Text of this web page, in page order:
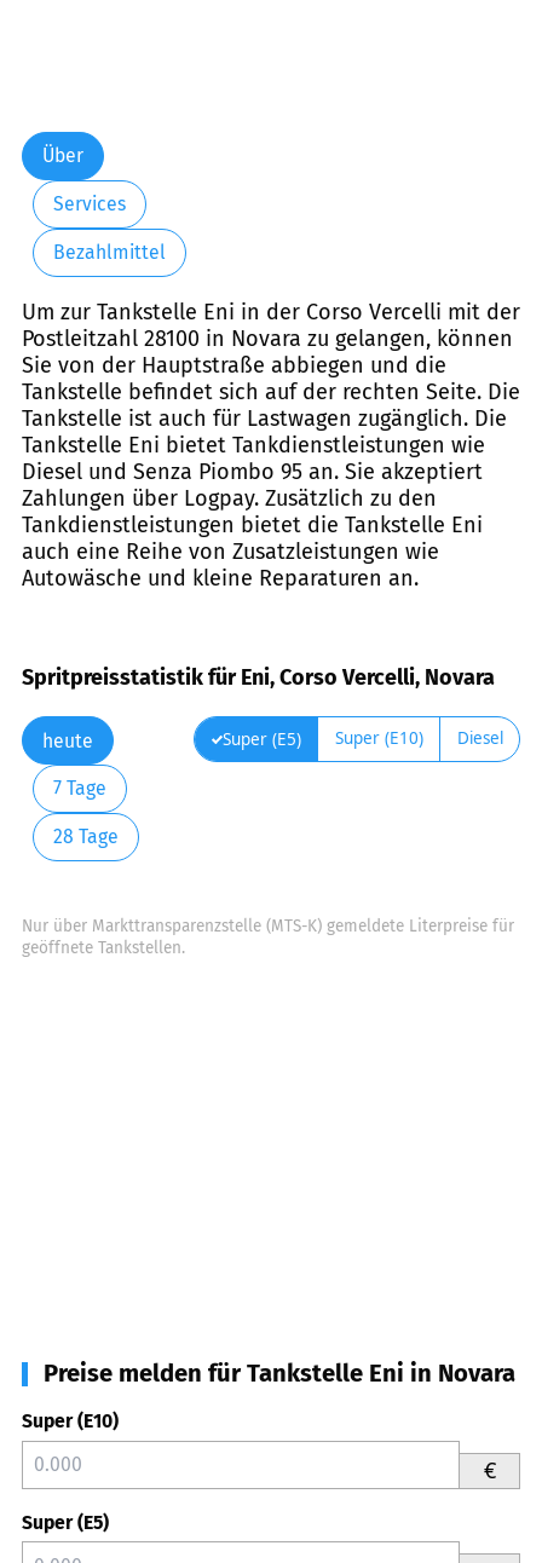
Über
Services
Bezahlmittel
Um zur Tankstelle Eni in der Corso Vercelli mit der
Postleitzahl 28100 in Novara zu gelangen, können
Sie von der Hauptstraße abbiegen und die
Tankstelle befindet sich auf der rechten Seite. Die
Tankstelle ist auch für Lastwagen zugänglich. Die
Tankstelle Eni bietet Tankdienstleistungen wie
Diesel und Senza Piombo 95 an. Sie akzeptiert
Zahlungen über Logpay. Zusätzlich zu den
Tankdienstleistungen bietet die Tankstelle Eni
auch eine Reihe von Zusatzleistungen wie
Autowäsche und kleine Reparaturen an.
Spritpreisstatistik für Eni, Corso Vercelli, Novara
heute
7 Tage
28 Tage
Super (E5) Super (E10) Diesel
Nur über Markttransparenzstelle (MTS-K) gemeldete Literpreise für
geöffnete Tankstellen.
Preise melden für Tankstelle Eni in Novara
Super (E10)
€
Super (E5)